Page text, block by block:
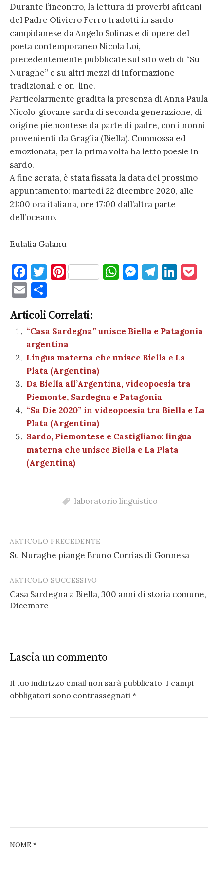
Durante l’incontro, la lettura di proverbi africani
del Padre Oliviero Ferro tradotti in sardo
campidanese da Angelo Solinas e di opere del
poeta contemporaneo Nicola Loi,
precedentemente pubblicate sul sito web di “Su
Nuraghe” e su altri mezzi di informazione
tradizionali e on-line.
Particolarmente gradita la presenza di Anna Paula
Nicolo, giovane sarda di seconda generazione, di
origine piemontese da parte di padre, con i nonni
provenienti da Graglia (Biella). Commossa ed
emozionata, per la prima volta ha letto poesie in
sardo.
A fine serata, è stata fissata la data del prossimo
appuntamento: martedì 22 dicembre 2020, alle
21:00 ora italiana, ore 17:00 dall’altra parte
dell’oceano.
Eulalia Galanu
F
a
c
e
b
o
o
k
T
te
r
Pi
es
t
W
A
p
p
M
g
er
T
a
m
Li
dI
n
et
E
m
ai
l
n
di
vi
di
Articoli Correlati:
“Casa Sardegna” unisce Biella e Patagonia
argentina
Lingua materna che unisce Biella e La
Plata (Argentina)
Da Biella all’Argentina, videopoesia tra
Piemonte, Sardegna e Patagonia
“Sa Die 2020” in videopoesia tra Biella e La
Plata (Argentina)
Sardo, Piemontese e Castigliano: lingua
materna che unisce Biella e La Plata
(Argentina)
laboratorio linguistico
Post
navigation
ARTICOLO PRECEDENTE
Su Nuraghe piange Bruno Corrias di Gonnesa
ARTICOLO SUCCESSIVO
Casa Sardegna a Biella, 300 anni di storia comune,
Dicembre
Lascia un commento
Il tuo indirizzo email non sarà pubblicato. I campi
obbligatori sono contrassegnati *
NOME *